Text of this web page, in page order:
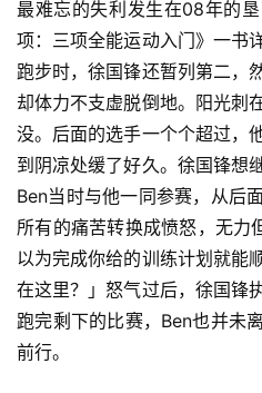
最难忘的失利发生在08年的
项：三项全能运动入门》一书
跑步时，徐国锋还暂列第二，
却体力不支虚脱倒地。阳光刺
没。后面的选手一个个超过，
到阴凉处缓了好久。徐国锋想
Ben当时与他一同参赛，从后
所有的痛苦转换成愤怒，无力
以为完成你给的训练计划就能
在这里？」怒气过后，徐国锋
跑完剩下的比赛，Ben也并未
前行。